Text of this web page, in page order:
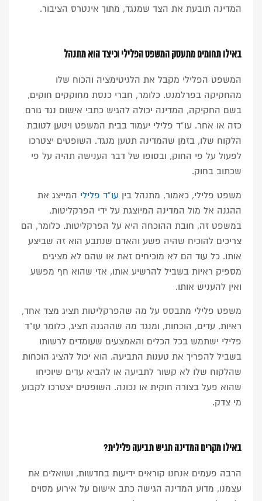
המדינה תובעת את הצד שמנגד, מתוך אינטרס הציבור.
באילו תחומים מתעסק המשפט הפלילי וכיצד הוא מתנהל
המשפט הפלילי מקבל את הלגיטימציה והכוח שלו
מהחקיקה בפרלמנט. כלומר, חברי כנסת מחוקקים חוקים,
בשם החקיקה, המדינה יכולה להגיש כתבי אישום נגד גורם
כזה או אחר. עו”ד פלילי יעמוד בבית המשפט ויטען לטובת
הלקוח שלו, בזמן שהמדינה תטען מנגד. השופטים יצטרכו
לפעול על פי החוק, ובסופו של דבר הענישה תהיה על פי
שכתוב בחוק.
משפט פלילי, כאמור, מתנהל בין עו”ד פלילי המייצג את
ההגנה אל מול המדינה המיוצגת על ידי הפרקליטות.
במשפט זה, חובת ההוכחה היא על הפרקליטות. כלומר, הם
צריכים להוכיח שהיה פשע והאדם שנתבע הוא זה שביצע
אותו. כל עוד הם לא מוכיחים זאת או שהם לא מציגים
מספיק ראיות בשביל להרשיע אותו, אזי שהוא חף מפשע
ואין להעניש אותו.
משפט פלילי מתבסס על מה שהפרקליטות תציג מצד אחד,
ראיות, עדים, הוכחות, ומנגד מה שההגנה תציג, כלומר עו”ד
פלילי ישתמש בכל הכלים והאמצעים שעומדים לרשותו
בשביל להפריך את טענות התביעה. הוא יכול להציג הוכחות
שהלקוח שלו לא קשור לתביעה או להביא עדים שיוכיחו
שהוא פעל בצורה חוקית או נכונה. השופטים יצטרכו לקבוע
מי צדק.
באילו מקרים המדינה תגיש תביעה פלילית?
הרבה פעמים אנחנו קוראים ידיעות בחדשות, ושואלים את
עצמנו, מדוע המדינה הגישה כתב אישום על אירוע מסוים